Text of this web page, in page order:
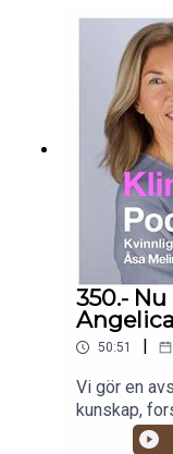
många år
kunskap
bredare
avsnitt på
välkommen
350.-
50:51
Vi gör en
kunskap,